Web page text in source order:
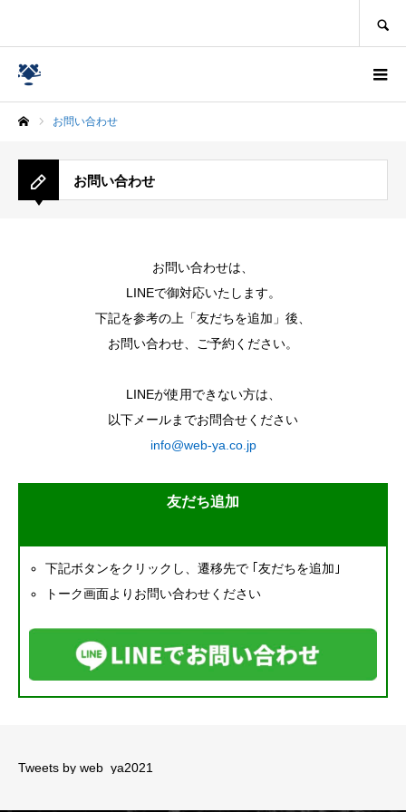
お問い合わせ
お問い合わせ
お問い合わせは、
LINEで御対応いたします。
下記を参考の上「友だちを追加」後、
お問い合わせ、ご予約ください。
LINEが使用できない方は、
以下メールまでお問合せください
info@web-ya.co.jp
友だち追加
下記ボタンをクリックし、遷移先で ｢友だちを追加｣
トーク画面よりお問い合わせください
Tweets by web_ya2021